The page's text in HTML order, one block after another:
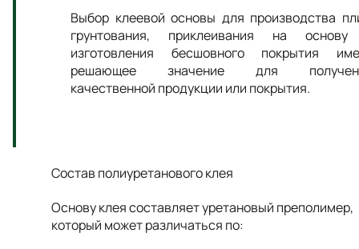
Выбор клеевой основы для производства
грунтования, приклеивания на
изготовления бесшовного покрытия
решающее значение для
качественной продукции или покрытия.
Состав полиуретанового клея
Основу клея составляет уретановый преполимер,
который может различаться по: